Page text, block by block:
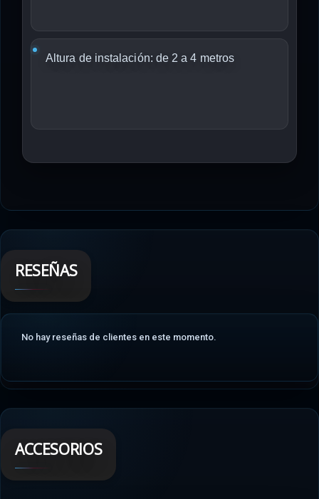
Altura de instalación: de 2 a 4 metros
RESEÑAS
No hay reseñas de clientes en este momento.
ACCESORIOS